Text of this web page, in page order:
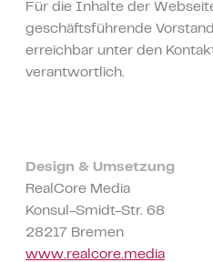
Für die Inhalte der
geschäftsführende
erreichbar unter den
verantwortlich.
Design & Umsetzung
RealCore Media
Konsul-Smidt-Str. 68
28217 Bremen
www.realcore.media